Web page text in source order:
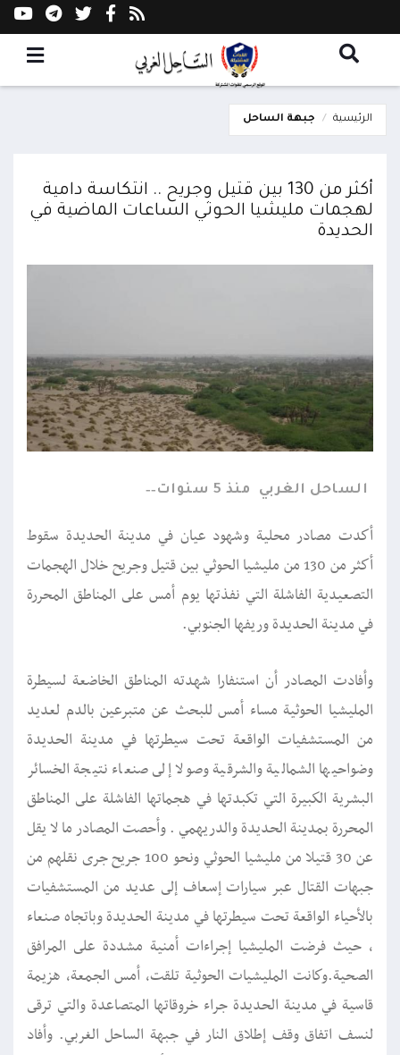
الرئيسية جبهة الساحل
أكثر من 130 بين قتيل وجريح .. انتكاسة دامية
لهجمات مليشيا الحوثي الساعات الماضية في
الحديدة
الساحل الغربي منذ 5 سنوات
أكدت مصادر محلية وشهود عيان في مدينة الحديدة سقوط
أكثر من 130 من مليشيا الحوثي بين قتيل وجريح خلال الهجمات
التصعيدية الفاشلة التي نفذتها يوم أمس على المناطق المحررة
في مدينة الحديدة وريفها الجنوبي.
وأفادت المصادر أن استنفارا شهدته المناطق الخاضعة لسيطرة
المليشيا الحوثية مساء أمس للبحث عن متبرعين بالدم لعديد
من المستشفيات الواقعة تحت سيطرتها في مدينة الحديدة
وضواحيها الشمالية والشرقية وصولا إلى صنعاء نتيجة الخسائر
البشرية الكبيرة التي تكبدتها في هجماتها الفاشلة على المناطق
المحررة بمدينة الحديدة والدريهمي . وأحصت المصادر ما لا يقل
عن 30 قتيلا من مليشيا الحوثي ونحو 100 جريح جرى نقلهم من
جبهات القتال عبر سيارات إسعاف إلى عديد من المستشفيات
بالأحياء الواقعة تحت سيطرتها في مدينة الحديدة وباتجاه صنعاء
، حيث فرضت المليشيا إجراءات أمنية مشددة على المرافق
الصحية.وكانت المليشيات الحوثية تلقت، أمس الجمعة، هزيمة
قاسية في مدينة الحديدة جراء خروقاتها المتصاعدة والتي ترقى
لنسف اتفاق وقف إطلاق النار في جبهة الساحل الغربي. وأفاد